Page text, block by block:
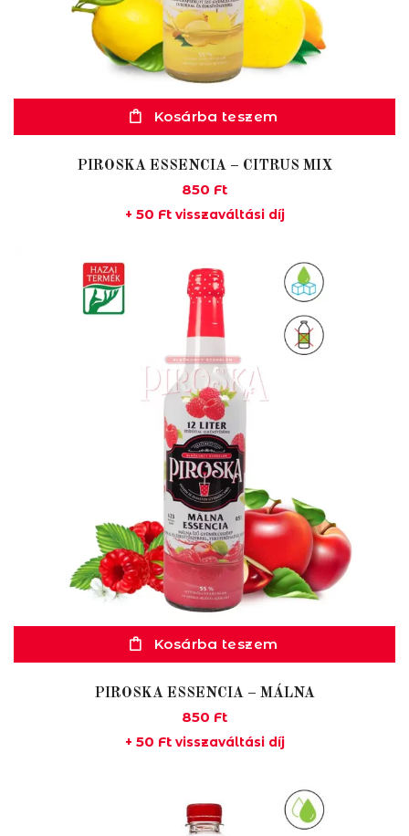
Kosárba teszem
PIROSKA ESSENCIA – CITRUS MIX
850 Ft
+ 50 Ftvisszaváltási díj
Kosárba teszem
PIROSKA ESSENCIA – MÁLNA
850 Ft
+ 50 Ftvisszaváltási díj